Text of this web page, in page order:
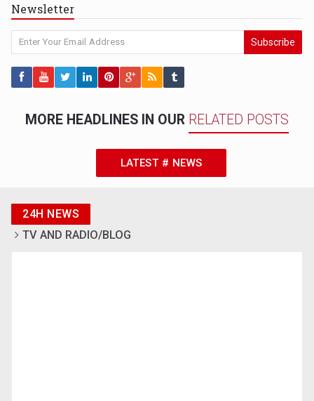
Newsletter
Subscribe
MORE HEADLINES IN OUR RELATED POSTS
LATEST # NEWS
24H NEWS
TV AND RADIO/BLOG